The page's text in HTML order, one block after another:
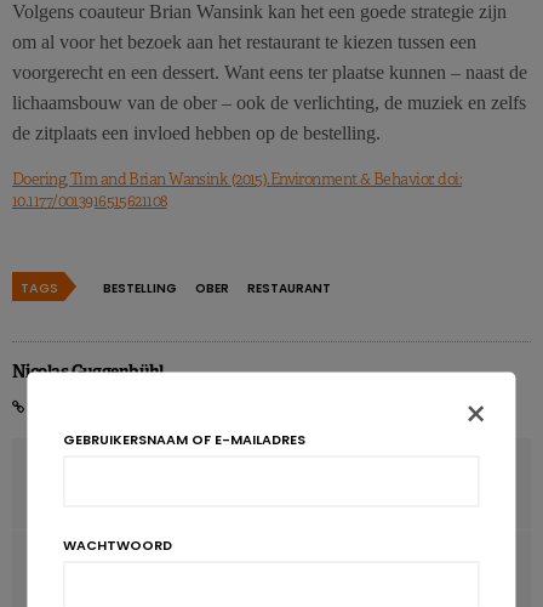
Volgens coauteur Brian Wansink kan het een goede strategie zijn
om al voor het bezoek aan het restaurant te kiezen tussen een
voorgerecht en een dessert. Want eens ter plaatse kunnen – naast de
lichaamsbouw van de ober – ook de verlichting, de muziek en zelfs
de zitplaats een invloed hebben op de bestelling.
Doering, Tim and Brian Wansink (2015).Environment & Behavior. doi:
10.1177/0013916515621108
TAGS BESTELLING OBER RESTAURANT
Nicolas Guggenbühl
×
GEBRUIKERSNAAM OF E-MAILADRES
WACHTWOORD